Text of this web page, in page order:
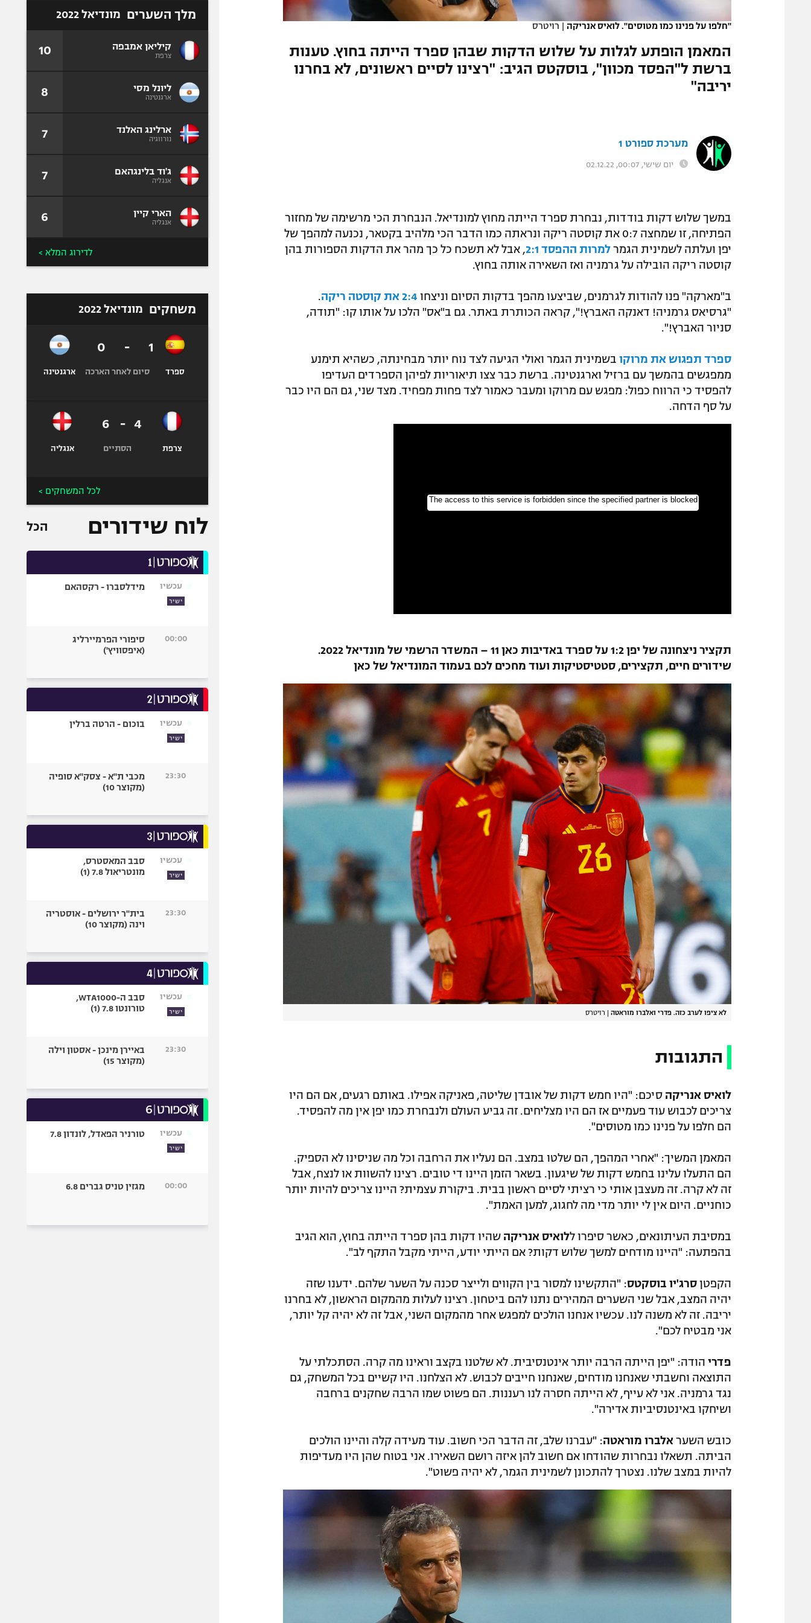
"חלפו על פנינו כמו מטוסים". לואיס אנריקה | רויטרס
המאמן הופתע לגלות על שלוש הדקות שבהן ספרד הייתה בחוץ. טענות
ברשת ל"הפסד מכוון", בוסקטס הגיב: "רצינו לסיים ראשונים, לא בחרנו
יריבה"
מערכת ספורט 1
יום שישי, 00:07, 02.12.22
במשך שלוש דקות בודדות, נבחרת ספרד הייתה מחוץ למונדיאל. הנבחרת הכי מרשימה של מחזור
הפתיחה, זו שמחצה 0:7 את קוסטה ריקה ונראתה כמו הדבר הכי מלהיב בקטאר, נכנעה למהפך של
יפן ועלתה לשמינית הגמר למרות ההפסד 2:1
, אבל לא תשכח כל כך מהר את הדקות הספורות בהן
קוסטה ריקה הובילה על גרמניה ואז השאירה אותה בחוץ.
ב"מארקה" פנו להודות לגרמנים, שביצעו מהפך בדקות הסיום וניצחו 2:4 את קוסטה ריקה
.
"גרסיאס גרמניה! דאנקה האברץ!", קראה הכותרת באתר. גם ב"אס" הלכו על אותו קו: "תודה,
סניור האברץ!".
ספרד תפגוש את מרוקו בשמינית הגמר ואולי הגיעה לצד נוח יותר מבחינתה, כשהיא תימנע
ממפגשים בהמשך עם ברזיל וארגנטינה. ברשת כבר צצו תיאוריות לפיהן הספרדים העדיפו
להפסיד כי הרווח כפול: מפגש עם מרוקו ומעבר כאמור לצד פחות מפחיד. מצד שני, גם הם היו כבר
על סף הדחה.
תקציר ניצחונה של יפן 1:2 על ספרד באדיבות כאן 11 – המשדר הרשמי של מונדיאל 2022.
שידורים חיים, תקצירים, סטטיסטיקות ועוד מחכים לכם בעמוד המונדיאל של כאן
לא ציפו לערב כזה. פדרי ואלברו מוראטה | רויטרס
התגובות
לואיס אנריקה סיכם: "היו חמש דקות של אובדן שליטה, פאניקה אפילו. באותם רגעים, אם הם היו
צריכים לכבוש עוד פעמיים אז הם היו מצליחים. זה גביע העולם ולנבחרת כמו יפן אין מה להפסיד.
הם חלפו על פנינו כמו מטוסים".
המאמן המשיך: "אחרי המהפך, הם שלטו במצב. הם נעליו את הרחבה וכל מה שניסינו לא הספיק.
הם התעלו עלינו בחמש דקות של שיגעון. בשאר הזמן היינו די טובים. רצינו להשוות או לנצח, אבל
זה לא קרה. זה מעצבן אותי כי רציתי לסיים ראשון בבית. ביקורת עצמית? היינו צריכים להיות יותר
כוחניים. היום אין לי יותר מדי מה לחגוג, למען האמת".
במסיבת העיתונאים, כאשר סיפרו ללואיס אנריקה שהיו דקות בהן ספרד הייתה בחוץ, הוא הגיב
בהפתעה: "היינו מודחים למשך שלוש דקות? אם הייתי יודע, הייתי מקבל התקף לב".
הקפטן סרג'יו בוסקטס: "התקשינו למסור בין הקווים ולייצר סכנה על השער שלהם. ידענו שזה
יהיה המצב, אבל שני השערים המהירים נתנו להם ביטחון. רצינו לעלות מהמקום הראשון, לא בחרנו
יריבה. זה לא משנה לנו. עכשיו אנחנו הולכים למפגש אחר מהמקום השני, אבל זה לא יהיה קל יותר,
אני מבטיח לכם".
פדרי הודה: "יפן הייתה הרבה יותר אינטנסיבית. לא שלטנו בקצב וראינו מה קרה. הסתכלתי על
התוצאה וחשבתי שאנחנו מודחים, שאנחנו חייבים לכבוש. לא הצלחנו. היו קשיים בכל המשחק, גם
נגד גרמניה. אני לא עייף, לא הייתה חסרה לנו רעננות. הם פשוט שמו הרבה שחקנים ברחבה
ושיחקו באינטנסיביות אדירה".
כובש השער אלברו מוראטה: "עברנו שלב, זה הדבר הכי חשוב. עוד מעידה קלה והיינו הולכים
הביתה. תשאלו נבחרות שהודחו אם חשוב להן איזה רושם השאירו. אני בטוח שהן היו מעדיפות
להיות במצב שלנו. נצטרך להתכונן לשמינית הגמר, לא יהיה פשוט".
מלך השערים מונדיאל 2022
קיליאן אמבפה
צרפת 10
ליונל מסי
ארגנטינה 8
ארלינג האלנד
נורווגיה 7
ג'וד בלינגהאם
אנגליה 7
הארי קיין
אנגליה 6
לדירוג המלא >
משחקים מונדיאל 2022
ספרד
1
-
0
סיום לאחר הארכה ארגנטינה
צרפת
4
-
6
הסתיים אנגליה
לכל המשחקים >
לוח שידורים הכל
עכשיו
ישיר
מידלסברו - רקסהאם
00:00
סיפורי הפרמיירליג
(איפסוויץ')
עכשיו
ישיר
בוכום - הרטה ברלין
23:30
מכבי ת"א - צסק"א סופיה
(מקוצר 10)
עכשיו
ישיר
סבב המאסטרס,
מונטריאול 7.8 (1)
23:30
בית"ר ירושלים - אוסטריה
וינה (מקוצר 10)
עכשיו
ישיר
סבב ה-WTA1000,
טורונטו 7.8 (1)
23:30
באיירן מינכן - אסטון וילה
(מקוצר 15)
עכשיו
ישיר
טורניר הפאדל, לונדון 7.8
00:00 מגזין טניס גברים 6.8